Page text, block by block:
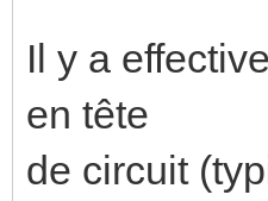
Il y a
en tête
de circuit